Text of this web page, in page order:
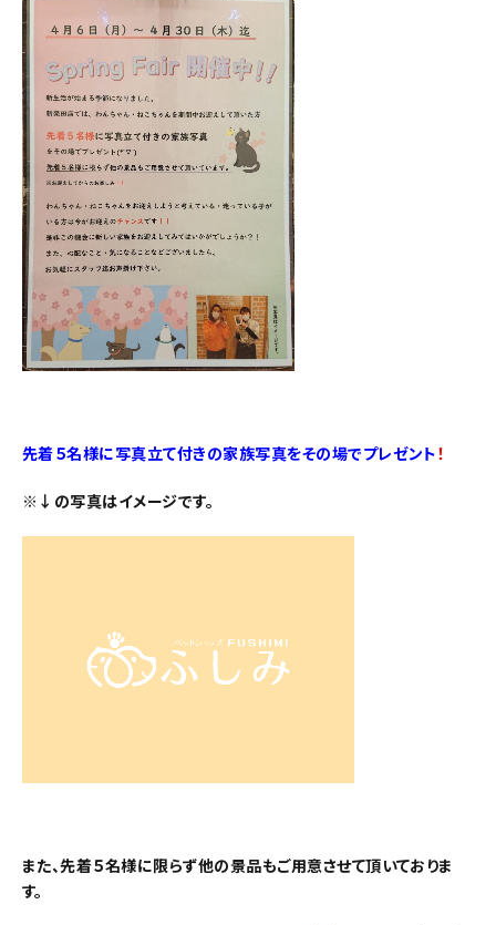
先着５名様に写真立て付きの家族写真をその場でプレゼント！
※↓の写真はイメージです。
また、先着５名様に限らず他の景品もご用意させて頂いておりま
す。